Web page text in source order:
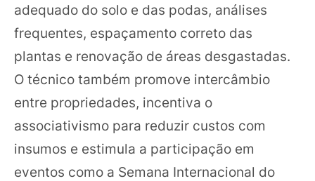
adequado do solo e das podas, análises
frequentes, espaçamento correto das
plantas e renovação de áreas desgastadas.
O técnico também promove intercâmbio
entre propriedades, incentiva o
associativismo para reduzir custos com
insumos e estimula a participação em
eventos como a Semana Internacional do